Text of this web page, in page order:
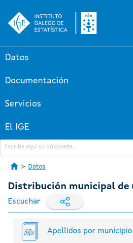
Datos
Documentación
Servicios
El IGE
Datos
Distribución municipal de
Escuchar
Apellidos por municipio